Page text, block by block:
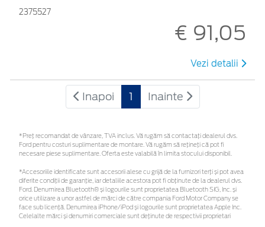
2375527
€ 91,05
Vezi detalii
Inapoi 1 Inainte
*Preţ recomandat de vânzare, TVA inclus. Vă rugăm să contactaţi dealerul dvs.
Ford pentru costuri suplimentare de montare. Vă rugăm să rețineți că pot fi
necesare piese suplimentare. Oferta este valabilă în limita stocului disponibil.
*Accesoriile identificate sunt accesorii alese cu grijă de la furnizori terți și pot avea
diferite condiții de garanție, iar detaliile acestora pot fi obținute de la dealerul dvs.
Ford. Denumirea Bluetooth® și logourile sunt proprietatea Bluetooth SIG, Inc. și
orice utilizare a unor astfel de mărci de către compania Ford Motor Company se
face sub licență. Denumirea iPhone/iPod și logourile sunt proprietatea Apple Inc.
Celelalte mărci și denumiri comerciale sunt deținute de respectivii proprietari